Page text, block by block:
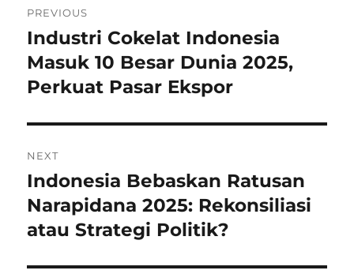
navigation
PREVIOUS
Previous
post:
Industri Cokelat Indonesia
Masuk 10 Besar Dunia 2025,
Perkuat Pasar Ekspor
NEXT
Next
post:
Indonesia Bebaskan Ratusan
Narapidana 2025: Rekonsiliasi
atau Strategi Politik?